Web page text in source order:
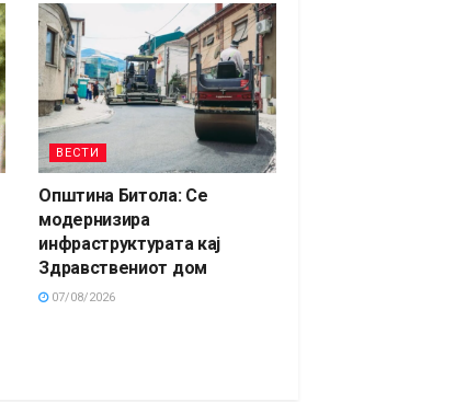
ВЕСТИ
Општина Битола: Се
модернизира
инфраструктурата кај
Здравствениот дом
07/08/2026